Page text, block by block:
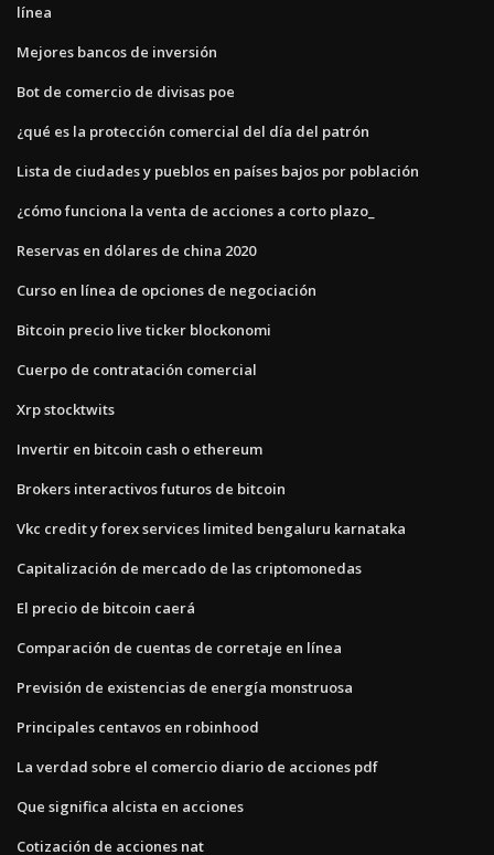
línea
Mejores bancos de inversión
Bot de comercio de divisas poe
¿qué es la protección comercial del día del patrón
Lista de ciudades y pueblos en países bajos por población
¿cómo funciona la venta de acciones a corto plazo_
Reservas en dólares de china 2020
Curso en línea de opciones de negociación
Bitcoin precio live ticker blockonomi
Cuerpo de contratación comercial
Xrp stocktwits
Invertir en bitcoin cash o ethereum
Brokers interactivos futuros de bitcoin
Vkc credit y forex services limited bengaluru karnataka
Capitalización de mercado de las criptomonedas
El precio de bitcoin caerá
Comparación de cuentas de corretaje en línea
Previsión de existencias de energía monstruosa
Principales centavos en robinhood
La verdad sobre el comercio diario de acciones pdf
Que significa alcista en acciones
Cotización de acciones nat